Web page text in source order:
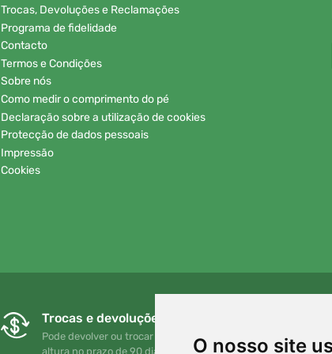
O nosso site
Trocas, Devoluções e Reclamações
Programa de fidelidade
Contacto
Termos e Condições
Sobre nós
Como medir o comprimento do pé
Declaração sobre a utilização de cookies
Protecção de dados pessoais
Impressão
Cookies
Trocas e devoluções gratuitas
Pode devolver ou trocar a sua encomenda em qualquer
altura no prazo de 90 dias